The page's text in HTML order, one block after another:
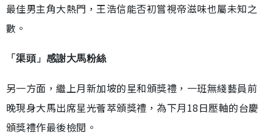
最佳男主角大熱門，王浩信能否初嘗視帝滋味也屬未知之
數。
「渠頭」感謝大馬粉絲
另一方面，繼上月新加坡的星和頒獎禮，一班無綫藝員前
晚現身大馬出席星光薈萃頒獎禮，為下月18日壓軸的台慶
頒獎禮作最後檢閱。